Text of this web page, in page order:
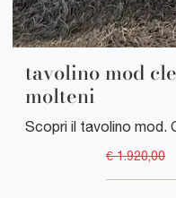
tavolino mod
molteni
€ 1.920,00